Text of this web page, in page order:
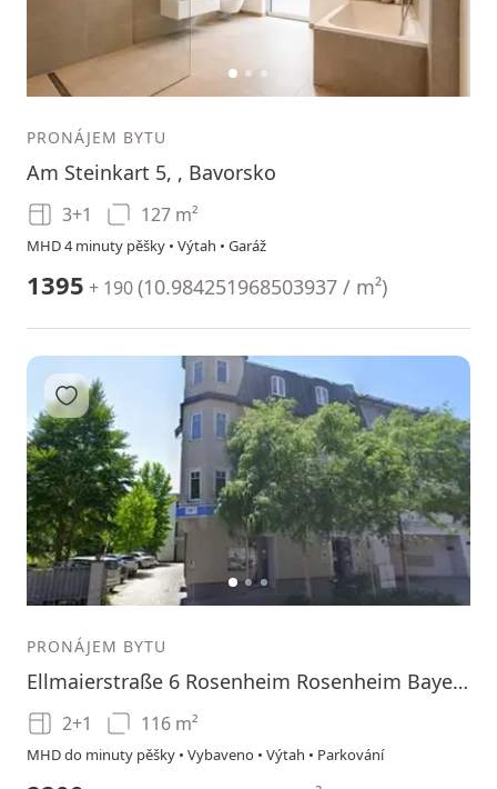
12 3
PRONÁJEM BYTU
Am Steinkart 5, , Bavorsko
3+1 127 m²
MHD 4 minuty pěšky • Výtah • Garáž
1395 + 190(10.984251968503937 / m²)
12 3
Přidat do oblíbených
PRONÁJEM BYTU
Ellmaierstraße 6 Rosenheim Rosenheim Bayern 83022
2+1 116 m²
MHD do minuty pěšky • Vybaveno • Výtah • Parkování